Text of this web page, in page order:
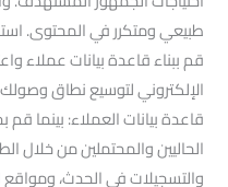
طبيعي ومتكرر في المحتوى.
قم ببناء قاعدة بيانات عملاء
الإلكتروني لتوسيع نطاق
قاعدة بيانات العملاء: بينما قم
الحاليين والمحتملين من خلال
والتسجيلات في الحدث، ومواقع